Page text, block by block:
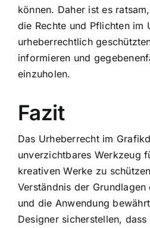
können. Daher ist es
die Rechte und Pflichten im
urheberrechtlich
informieren und
einzuholen.
Fazit
Das Urheberrecht im
unverzichtbares Werkzeug
kreativen Werke zu
Verständnis der
und die Anwendung
Designer sicherstellen,